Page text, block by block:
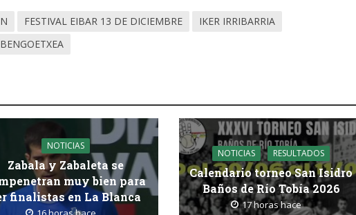
FESTIVAL EIBAR 13 DE DICIEMBRE
IKER IRRIBARRIA
NOTICIAS
Zabala y Zabaleta se
muy bien para
finalistas en La Blanca
NOTICIAS RESULTADOS
Calendario torneo San Isidro
Baños de Río Tobía 2026
17 horas hace